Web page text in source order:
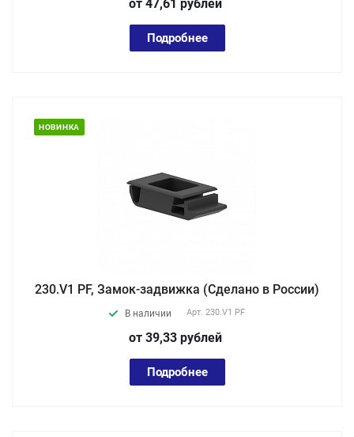
от 47,61 рублей
Подробнее
НОВИНКА
230.V1 PF, Замок-задвижка (Сделано в России)
В наличии Арт. 230.V1 PF
от 39,33 рублей
Подробнее